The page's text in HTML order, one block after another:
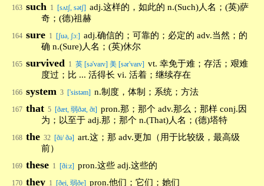
163 such 1 [sʌtʃ, sətʃ] adj.这样的，如此的 n.(Such)人名；(英)萨
奇；(德)祖赫
164 sure 1 [ʃuə, ʃɔ:] adj.确信的；可靠的；必定的 adv.当然；的
确 n.(Sure)人名；(英)休尔
165 survived 1 英 [sə'vaɪv] 美 [sər'vaɪv] vt. 幸免于难；存活；艰难
度过；比 ... 活得长 vi. 活着；继续存在
166 system 3 ['sistəm] n.制度，体制；系统；方法
167 that 5 [ðæt, 弱ðət, ðt] pron.那；那个 adv.那么；那样 conj.因
为；以至于 adj.那；那个 n.(That)人名；(德)塔特
168 the 32 [ði/ ðə] art.这；那 adv.更加（用于比较级，最高级
前）
169 these 1 [ði:z] pron.这些 adj.这些的
170 they 1 [ðei, 弱ðe] pron.他们；它们；她们